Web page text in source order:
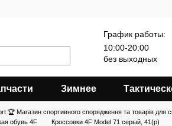
График работы:
10:00-20:00
без выходных
Зимнее
🏆 Магазин спортивного спорядження та товарів для
обувь 4F
Кроссовки 4F Model 71 серый, 41(р)